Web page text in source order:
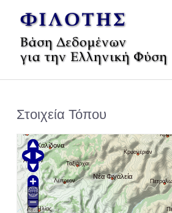
Στοιχεία Τόπου
Καλίδονα
Κρυονέριον
Ανήλιον
Ταξιάρχαι
Νέα Φιγαλεία
Λέπρεον
Αγ. Ηλίας